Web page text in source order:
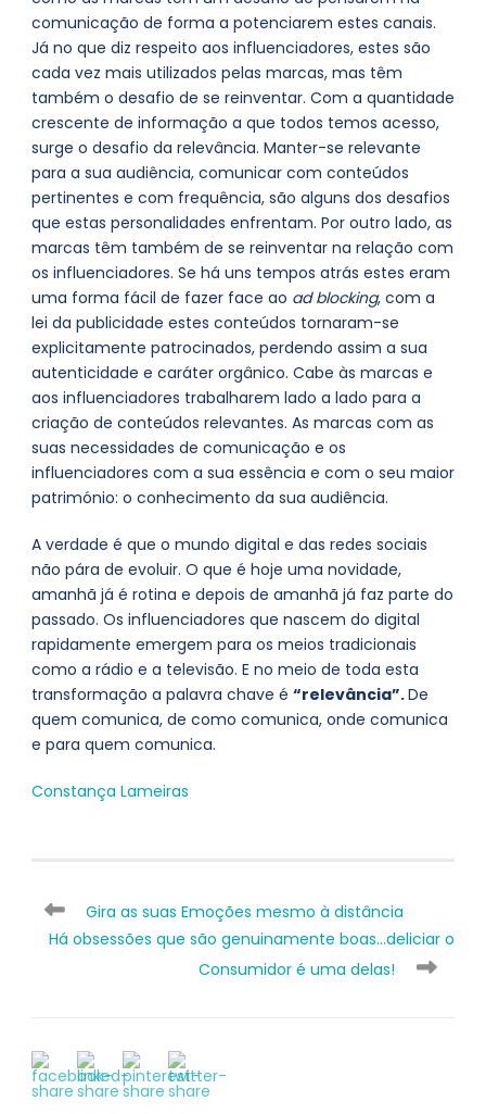
comunicação de forma a potenciarem estes canais.
Já no que diz respeito aos influenciadores, estes são
cada vez mais utilizados pelas marcas, mas têm
também o desafio de se reinventar. Com a quantidade
crescente de informação a que todos temos acesso,
surge o desafio da relevância. Manter-se relevante
para a sua audiência, comunicar com conteúdos
pertinentes e com frequência, são alguns dos desafios
que estas personalidades enfrentam. Por outro lado, as
marcas têm também de se reinventar na relação com
os influenciadores. Se há uns tempos atrás estes eram
uma forma fácil de fazer face ao ad blocking, com a
lei da publicidade estes conteúdos tornaram-se
explicitamente patrocinados, perdendo assim a sua
autenticidade e caráter orgânico. Cabe às marcas e
aos influenciadores trabalharem lado a lado para a
criação de conteúdos relevantes. As marcas com as
suas necessidades de comunicação e os
influenciadores com a sua essência e com o seu maior
património: o conhecimento da sua audiência.
A verdade é que o mundo digital e das redes sociais
não pára de evoluir. O que é hoje uma novidade,
amanhã já é rotina e depois de amanhã já faz parte do
passado. Os influenciadores que nascem do digital
rapidamente emergem para os meios tradicionais
como a rádio e a televisão. E no meio de toda esta
transformação a palavra chave é “relevância”.De
quem comunica, de como comunica, onde comunica
e para quem comunica.
Constança Lameiras
Gira as suas Emoções mesmo à distância
Há obsessões que são genuinamente boas…deliciar o
Consumidor é uma delas!